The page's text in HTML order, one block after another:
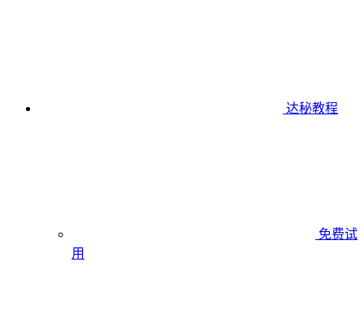
达秘教程
免费试
用